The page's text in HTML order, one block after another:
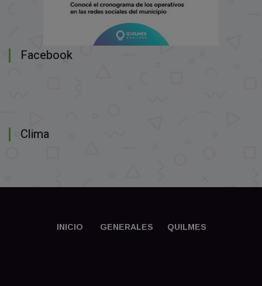
Facebook
Clima
INICIO GENERALES QUILMES